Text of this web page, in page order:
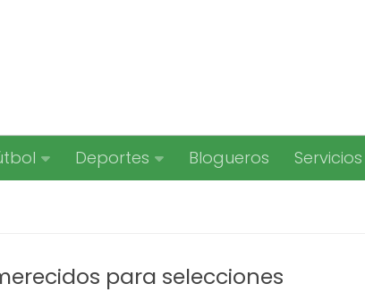
Deportes Blogueros Servicios
para selecciones